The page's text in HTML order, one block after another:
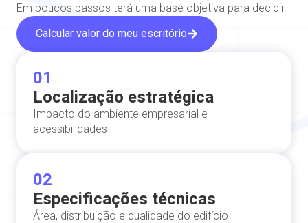
Em poucos passos terá uma base objetiva para decidir.
Calcular valor do meu escritório
01
Localização estratégica
Impacto do ambiente empresarial e
acessibilidades
02
Especificações técnicas
Área, distribuição e qualidade do edifício